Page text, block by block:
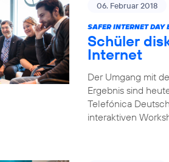
06. Februar 2018
SAFER INTERNET DAY
Schüler
Internet
Der Umgang mit
Ergebnis sind
Telefónica
interaktiven